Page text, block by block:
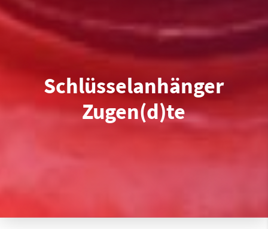
Schlüsselanhänger
Zugen(d)te